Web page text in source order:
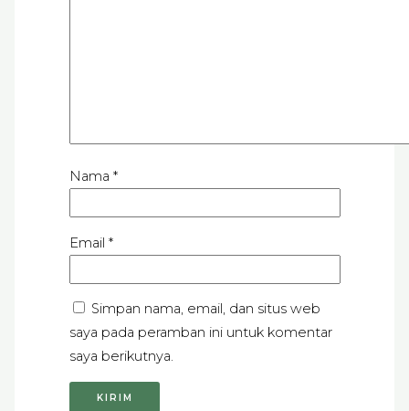
Nama*
Email*
Simpan nama, email, dan situs web
saya pada peramban ini untuk komentar
saya berikutnya.